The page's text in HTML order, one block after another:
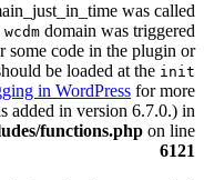
was called
wcdm domain was triggered
some code in the plugin or
be loaded at the init
in WordPress for more
added in version 6.7.0.) in
functions.php on line
6121